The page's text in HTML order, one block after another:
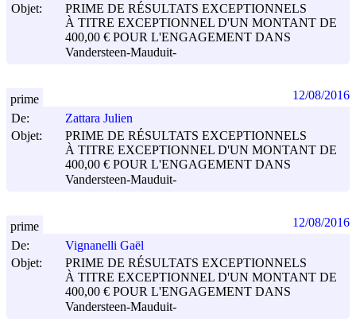
Objet:
PRIME DE RÉSULTATS EXCEPTIONNELS
À TITRE EXCEPTIONNEL D'UN MONTANT DE
400,00 € POUR L'ENGAGEMENT DANS
Vandersteen-Mauduit-
De:
Zattara Julien
Objet:
PRIME DE RÉSULTATS EXCEPTIONNELS
À TITRE EXCEPTIONNEL D'UN MONTANT DE
400,00 € POUR L'ENGAGEMENT DANS
Vandersteen-Mauduit-
prime 12/08/2016
De:
Vignanelli Gaël
Objet:
PRIME DE RÉSULTATS EXCEPTIONNELS
À TITRE EXCEPTIONNEL D'UN MONTANT DE
400,00 € POUR L'ENGAGEMENT DANS
Vandersteen-Mauduit-
prime 12/08/2016